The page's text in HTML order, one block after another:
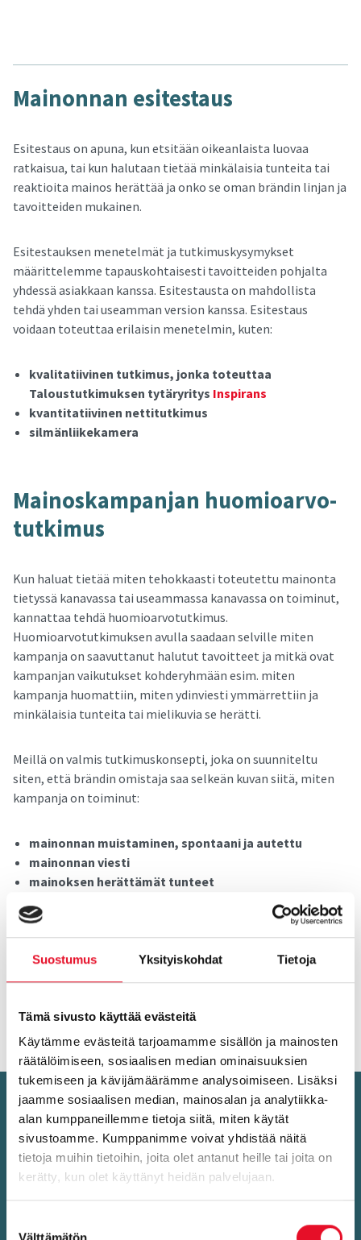
Suostumus Yksityiskohdat Tietoja
Tämä sivusto käyttää evästeitä
Käytämme evästeitä tarjoamamme sisällön ja mainosten
räätälöimiseen, sosiaalisen median ominaisuuksien
tukemiseen ja kävijämäärämme analysoimiseen. Lisäksi
jaamme sosiaalisen median, mainosalan ja analytiikka-
alan kumppaneillemme tietoja siitä, miten käytät
sivustoamme. Kumppanimme voivat yhdistää näitä
tietoja muihin tietoihin, joita olet antanut heille tai joita on
kerätty, kun olet käyttänyt heidän palvelujaan.
Välttämätön
Mai­non­nan esi­tes­taus
Esitestaus on apuna, kun etsitään oikeanlaista luovaa
ratkaisua, tai kun halutaan tietää minkälaisia tunteita tai
reaktioita mainos herättää ja onko se oman brändin linjan ja
tavoitteiden mukainen.
Esitestauksen menetelmät ja tutkimuskysymykset
määrittelemme tapauskohtaisesti tavoitteiden pohjalta
yhdessä asiakkaan kanssa. Esitestausta on mahdollista
tehdä yhden tai useamman version kanssa. Esitestaus
voidaan toteuttaa erilaisin menetelmin, kuten:
kvalitatiivinen tutkimus, jonka toteuttaa
Taloustutkimuksen tytäryritys Inspirans
kvantitatiivinen nettitutkimus
silmänliikekamera
Mai­nos­kam­pan­jan huo­mio­ar­vo­
tut­ki­mus
Kun haluat tietää miten tehokkaasti toteutettu mainonta
tietyssä kanavassa tai useammassa kanavassa on toiminut,
kannattaa tehdä huomioarvotutkimus.
Huomioarvotutkimuksen avulla saadaan selville miten
kampanja on saavuttanut halutut tavoitteet ja mitkä ovat
kampanjan vaikutukset kohderyhmään esim. miten
kampanja huomattiin, miten ydinviesti ymmärrettiin ja
minkälaisia tunteita tai mielikuvia se herätti.
Meillä on valmis tutkimuskonsepti, joka on suunniteltu
siten, että brändin omistaja saa selkeän kuvan siitä, miten
kampanja on toiminut:
mainonnan muistaminen, spontaani ja autettu
mainonnan viesti
mainoksen herättämät tunteet
mielikuvat
aktivointi (kiinnostus, ostohalukkuus, lisätietojen
haku)
sinua kehittämään mainontaasi entistä paremmaksi. Ota
yhteyttä, niin kerromme lisää mittausmahdollisuuksista!
Ota yh­teyt­tä, ker­rom­me mie­lel­
läm­me lisää!